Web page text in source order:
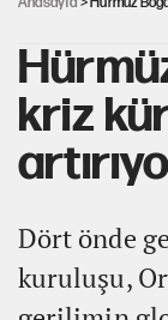
kriz
Dört önde
kuruluşu,